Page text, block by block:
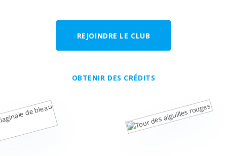
REJOINDRE LE CLUB
OBTENIR DES CRÉDITS